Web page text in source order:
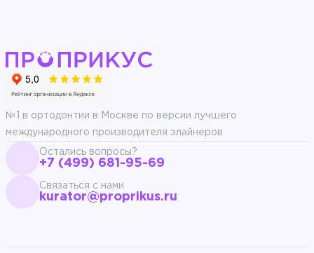
№1 в ортодонтии в Москве по версии лучшего
международного производителя элайнеров
Остались вопросы?
+7 (499) 681-95-69
Связаться с нами
kurator@proprikus.ru